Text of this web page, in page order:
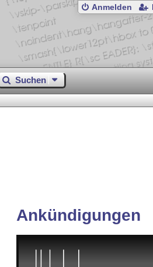
Anmelden
Suchen
Ankündigungen